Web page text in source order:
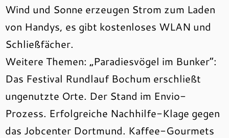
Wind und Sonne erzeugen Strom zum Laden
von Handys, es gibt kostenloses WLAN und
Schließfächer.
Weitere Themen: „Paradiesvögel im Bunker“:
Das Festival Rundlauf Bochum erschließt
ungenutzte Orte. Der Stand im Envio-
Prozess. Erfolgreiche Nachhilfe-Klage gegen
das Jobcenter Dortmund. Kaffee-Gourmets